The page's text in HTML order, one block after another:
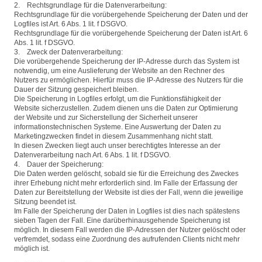
2. Rechtsgrundlage für die Datenverarbeitung:
Rechtsgrundlage für die vorübergehende Speicherung der Daten und der
Logfiles ist Art. 6 Abs. 1 lit. f DSGVO.
Rechtsgrundlage für die vorübergehende Speicherung der Daten ist Art. 6
Abs. 1 lit. f DSGVO.
3. Zweck der Datenverarbeitung:
Die vorübergehende Speicherung der IP-Adresse durch das System ist
notwendig, um eine Auslieferung der Website an den Rechner des
Nutzers zu ermöglichen. Hierfür muss die IP-Adresse des Nutzers für die
Dauer der Sitzung gespeichert bleiben.
Die Speicherung in Logfiles erfolgt, um die Funktionsfähigkeit der
Website sicherzustellen. Zudem dienen uns die Daten zur Optimierung
der Website und zur Sicherstellung der Sicherheit unserer
informationstechnischen Systeme. Eine Auswertung der Daten zu
Marketingzwecken findet in diesem Zusammenhang nicht statt.
In diesen Zwecken liegt auch unser berechtigtes Interesse an der
Datenverarbeitung nach Art. 6 Abs. 1 lit. f DSGVO.
4. Dauer der Speicherung:
Die Daten werden gelöscht, sobald sie für die Erreichung des Zweckes
ihrer Erhebung nicht mehr erforderlich sind. Im Falle der Erfassung der
Daten zur Bereitstellung der Website ist dies der Fall, wenn die jeweilige
Sitzung beendet ist.
Im Falle der Speicherung der Daten in Logfiles ist dies nach spätestens
sieben Tagen der Fall. Eine darüberhinausgehende Speicherung ist
möglich. In diesem Fall werden die IP-Adressen der Nutzer gelöscht oder
verfremdet, sodass eine Zuordnung des aufrufenden Clients nicht mehr
möglich ist.